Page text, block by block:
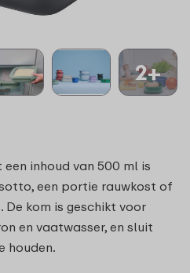
2+
inhoud van 500 ml is
een portie rauwkost of
De kom is geschikt voor
en vaatwasser, en sluit
houden.